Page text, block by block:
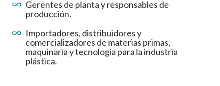
Gerentes de planta y responsables de
producción.
Importadores, distribuidores y
comercializadores de materias primas,
maquinaria y tecnología para la industria
plástica.